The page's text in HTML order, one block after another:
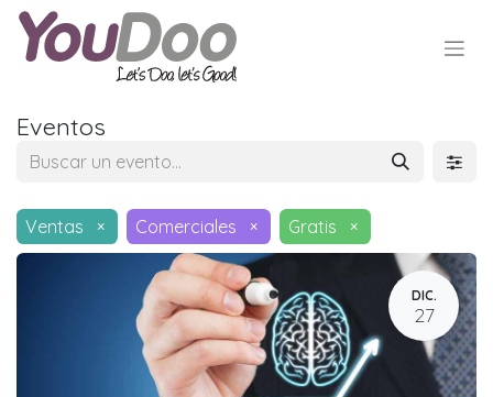
Eventos
Ventas × Comerciales × Gratis ×
DIC.
27